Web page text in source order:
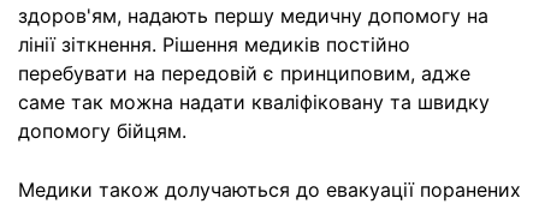
здоров'ям, надають першу медичну допомогу на
лінії зіткнення. Рішення медиків постійно
перебувати на передовій є принциповим, адже
саме так можна надати кваліфіковану та швидку
допомогу бійцям.
Медики також долучаються до евакуації поранених